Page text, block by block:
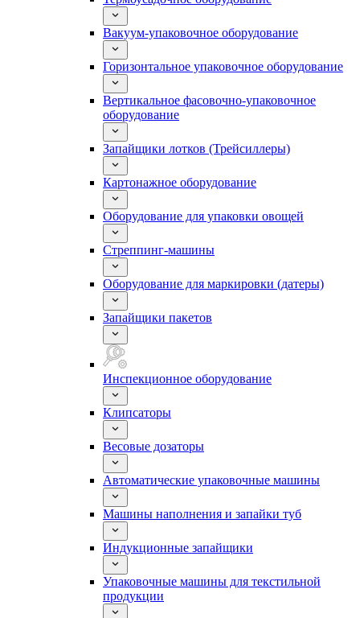
Вакуум-упаковочное оборудование
Горизонтальное упаковочное оборудование
Вертикальное фасовочно-упаковочное
оборудование
Запайщики лотков (Трейсиллеры)
Картонажное оборудование
Оборудование для упаковки овощей
Стреппинг-машины
Оборудование для маркировки (датеры)
Запайщики пакетов
Инспекционное оборудование
Клипсаторы
Весовые дозаторы
Автоматические упаковочные машины
Машины наполнения и запайки туб
Индукционные запайщики
Упаковочные машины для текстильной
продукции